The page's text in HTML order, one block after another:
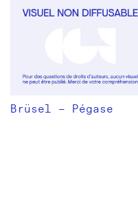
Brüsel – Pégase